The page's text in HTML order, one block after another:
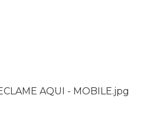
AQUI - MOBILE.jpg